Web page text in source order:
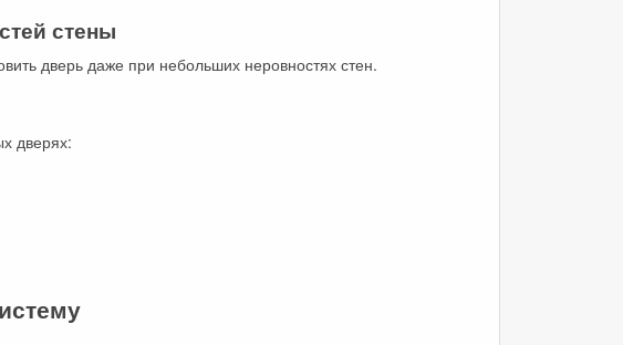
стены
дверь даже при небольших неровностях стен.
дверях: